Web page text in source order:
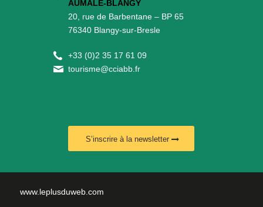
AUMALE-BLANGY
20, rue de Barbentane – BP 65
76340 Blangy-sur-Bresle
+33 (0)2 35 17 61 09
tourisme@cciabb.fr
S’inscrire à la newsletter
www.leplusduweb.com